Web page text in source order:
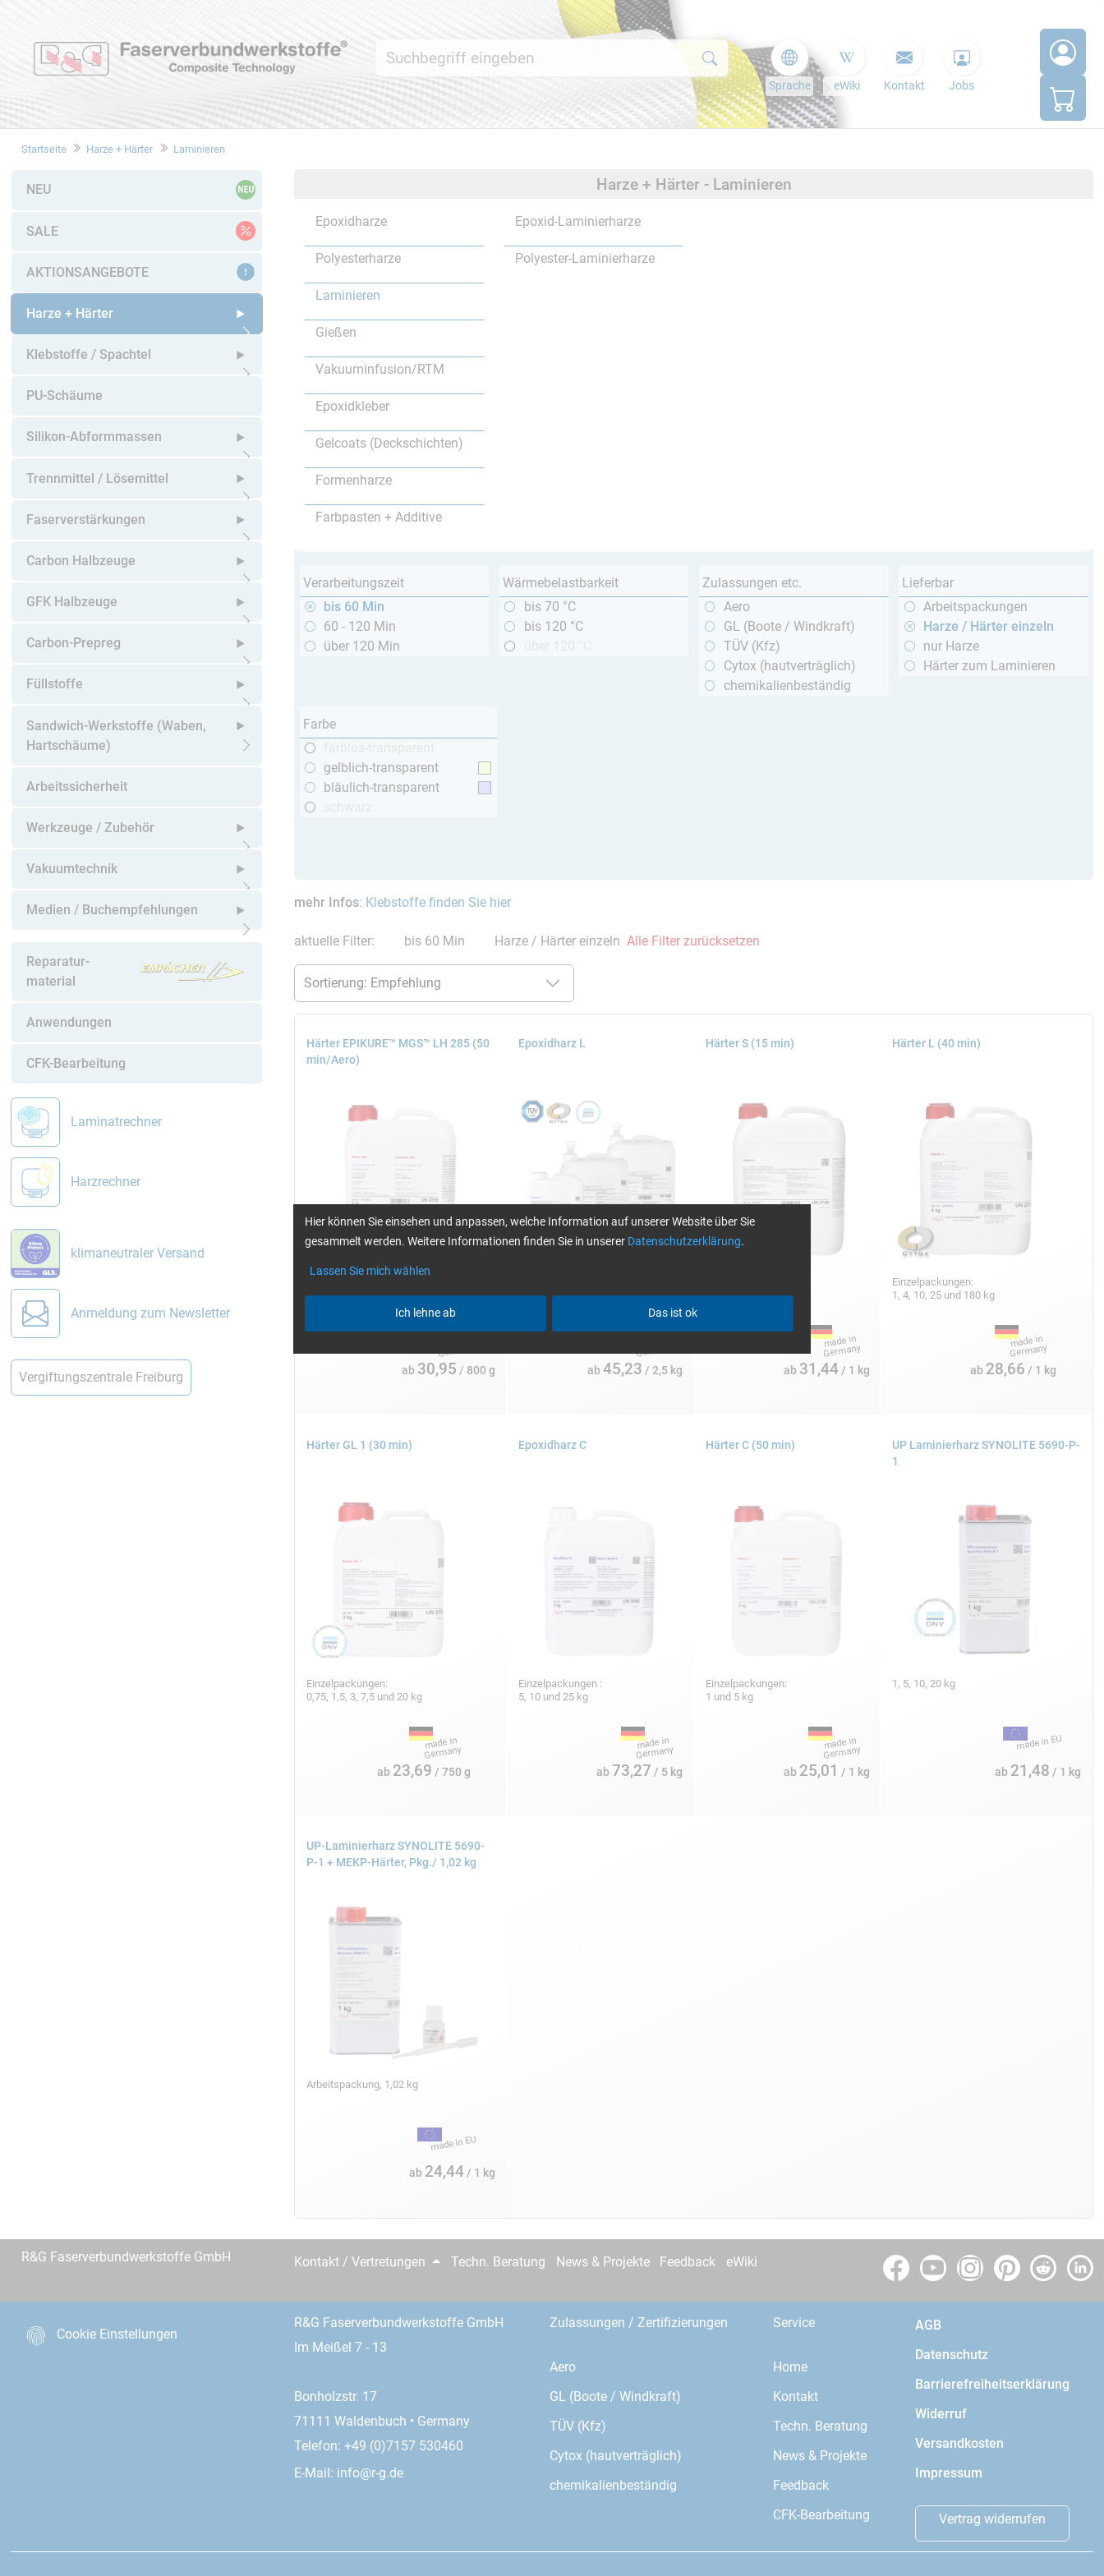
Sprache eWiki Kontakt Jobs
Startseite Harze + Härter Laminieren
NEU
SALE
AKTIONSANGEBOTE
Harze + Härter
Untermenü öffnen
Klebstoffe / Spachtel
Untermenü öffnen
PU-Schäume
Silikon-Abformmassen
Untermenü öffnen
Trennmittel / Lösemittel
Untermenü öffnen
Faserverstärkungen
Untermenü öffnen
Carbon Halbzeuge
Untermenü öffnen
GFK Halbzeuge
Untermenü öffnen
Carbon-Prepreg
Untermenü öffnen
Füllstoffe
Untermenü öffnen
Sandwich-Werkstoffe (Waben,
Hartschäume)
Untermenü öffnen
Arbeitssicherheit
Werkzeuge / Zubehör
Untermenü öffnen
Vakuumtechnik
Untermenü öffnen
Medien / Buchempfehlungen
Untermenü öffnen
Reparatur-
material
Anwendungen
CFK-Bearbeitung
Laminatrechner
Harzrechner
klimaneutraler Versand
Anmeldung zum Newsletter
Vergiftungszentrale Freiburg
Harze + Härter - Laminieren
Epoxidharze
Polyesterharze
Laminieren
Gießen
Vakuuminfusion/RTM
Epoxidkleber
Gelcoats (Deckschichten)
Formenharze
Farbpasten + Additive
Epoxid-Laminierharze
Polyester-Laminierharze
Verarbeitungszeit
bis 60 Min
60 - 120 Min
über 120 Min
Wärmebelastbarkeit
bis 70 °C
bis 120 °C
Zulassungen etc.
Aero
GL (Boote / Windkraft)
TÜV (Kfz)
Cytox (hautverträglich)
chemikalienbeständig
Lieferbar
Arbeitspackungen
Harze / Härter einzeln
nur Harze
Härter zum Laminieren
Farbe
gelblich-transparent
bläulich-transparent
mehr Infos: Klebstoffe finden Sie hier
aktuelle Filter: bis 60 Min Harze / Härter einzeln Alle Filter zurücksetzen
Härter EPIKURE™ MGS™ LH 285 (50
min/Aero)
800 g, 4, 10 und 25 kg
ab 30,95 / 800 g
Epoxidharz L
2,5, 5, 10, 25 und 200 kg
ab45,23 / 2,5 kg
Härter S (15 min)
1, 4, 10, 25 und 200 kg
ab 31,44/ 1 kg
Härter L (40 min)
Einzelpackungen:
1, 4, 10, 25 und 180 kg
ab 28,66 / 1 kg
Härter GL 1 (30 min)
Einzelpackungen:
0,75, 1,5, 3, 7,5 und 20 kg
ab 23,69 / 750 g
Epoxidharz C
Einzelpackungen :
5, 10 und 25 kg
ab 73,27 / 5 kg
Härter C (50 min)
Einzelpackungen:
1 und 5 kg
ab 25,01 / 1 kg
UP Laminierharz SYNOLITE 5690-P-
1
1, 5, 10, 20 kg
ab 21,48 / 1 kg
UP-Laminierharz SYNOLITE 5690-
P-1 + MEKP-Härter, Pkg./ 1,02 kg
Arbeitspackung, 1,02 kg
ab 24,44/ 1 kg
R&G Faserverbundwerkstoffe GmbH Kontakt / Vertretungen Techn. Beratung News & Projekte Feedback eWiki
Cookie Einstellungen
R&G Faserverbundwerkstoffe GmbH
Im Meißel 7 - 13
Bonholzstr. 17
71111 Waldenbuch • Germany
Telefon: +49 (0)7157 530460
E-Mail: info@r-g.de
Zulassungen / Zertifizierungen
Aero
GL (Boote / Windkraft)
TÜV (Kfz)
Cytox (hautverträglich)
chemikalienbeständig
Service
Home
Kontakt
Techn. Beratung
News & Projekte
Feedback
CFK-Bearbeitung
AGB
Datenschutz
Barrierefreiheitserklärung
Widerruf
Versandkosten
Impressum
Vertrag widerrufen
Hier können Sie einsehen und anpassen, welche Information auf unserer Website über Sie
gesammelt werden. Weitere Informationen finden Sie in unserer Datenschutzerklärung.
Lassen Sie mich wählen
Ich lehne ab Das ist ok